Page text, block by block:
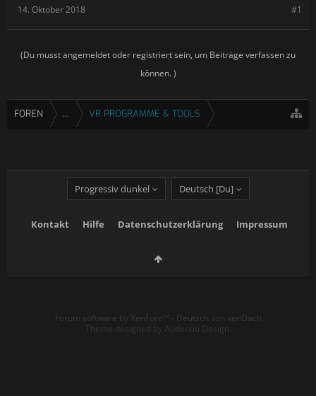
Unreal, and other programs
your real environment
additional trackers
Compatible with Oculus Rift headset and motion
#1
14. Oktober 2018
(Du musst angemeldet oder registriert sein, um Beiträge verfassen zu
können. )
FOREN ... VR PROGRAMME & TOOLS
Progressiv dunkel Deutsch [Du]
Kontakt Hilfe Datenschutzerklärung Impressum
Forum software by XenForo™ - Deutsch von xenDach
Theme designed by Audentio Design.